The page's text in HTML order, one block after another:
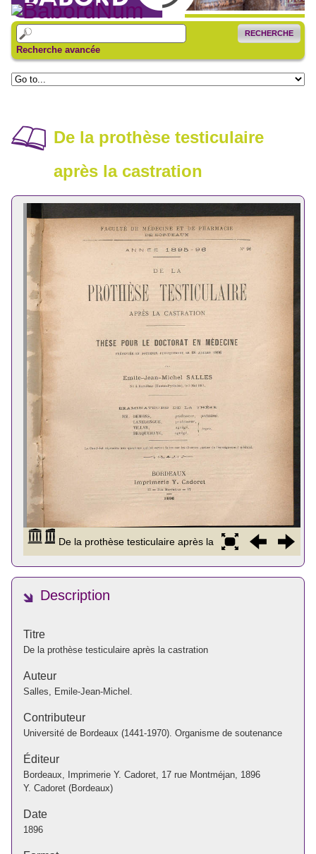
RECHERCHE
Recherche avancée
De la prothèse testiculaire
après la castration
Description
Titre
De la prothèse testiculaire après la castration
Auteur
Salles, Emile-Jean-Michel.
Contributeur
Université de Bordeaux (1441-1970). Organisme de soutenance
Éditeur
Bordeaux, Imprimerie Y. Cadoret, 17 rue Montméjan, 1896
Y. Cadoret (Bordeaux)
Date
1896